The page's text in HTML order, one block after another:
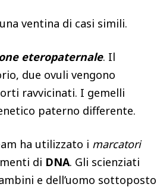
ventina di casi simili.
eteropaternale. Il
due ovuli vengono
ravvicinati. I gemelli
paterno differente.
ha utilizzato i marcatori
di DNA. Gli scienziati
e dell’uomo sottoposto